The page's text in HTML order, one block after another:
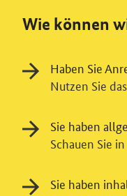
Wie können
Haben Sie
Nutzen Sie das
Sie haben
Schauen Sie in
Sie haben